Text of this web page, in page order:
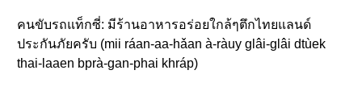
คนขับรถแท็กซี่: มีร้านอาหารอร่อยใกล้ๆตึกไทยแลนด์
ประกันภัยครับ (mii ráan-aa-hǎan à-ràuy glâi-glâi dtùek
thai-laaen bprà-gan-phai khráp)